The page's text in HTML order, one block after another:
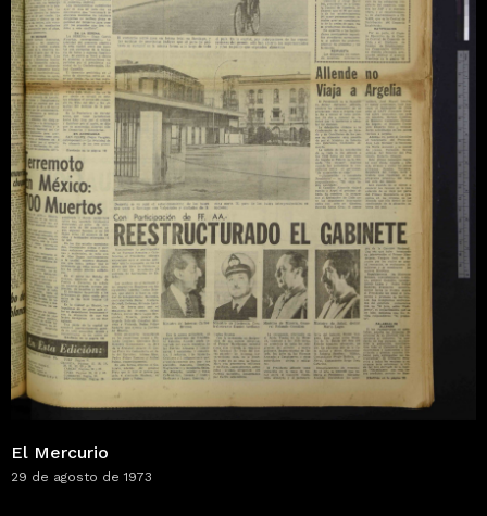
El Mercurio
29 de agosto de 1973